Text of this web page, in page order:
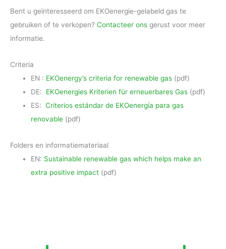
Bent u geïnteresseerd om EKOenergie-gelabeld gas te
gebruiken of te verkopen? Contacteer ons gerust voor meer
informatie.
Criteria
EN : EKOenergy’s criteria for renewable gas (pdf)
DE: EKOenergies Kriterien für erneuerbares Gas (pdf)
ES:Criterios estándar de EKOenergía para gas
renovable (pdf)
Folders en informatiemateriaal
EN: Sustainable renewable gas which helps make an
extra positive impact (pdf)